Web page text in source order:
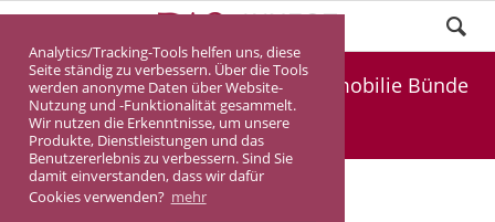
Analytics/Tracking-Tools helfen uns, diese
Seite ständig zu verbessern. Über die Tools
werden anonyme Daten über Website-
Nutzung und -Funktionalität gesammelt.
Wir nutzen die Erkenntnisse, um unsere
Produkte, Dienstleistungen und das
Benutzererlebnis zu verbessern. Sind Sie
damit einverstanden, dass wir dafür
Cookies verwenden? mehr
Demnächst im Verkauf: Pflegeimmobilie Bünde
DASINVEST Aktuelles
Demnächst im Verkauf: